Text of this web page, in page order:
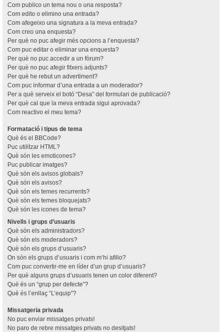
Com publico un tema nou o una resposta?
Com edito o elimino una entrada?
Com afegeixo una signatura a la meva entrada?
Com creo una enquesta?
Per què no puc afegir més opcions a l’enquesta?
Com puc editar o eliminar una enquesta?
Per què no puc accedir a un fòrum?
Per què no puc afegir fitxers adjunts?
Per què he rebut un advertiment?
Com puc informar d’una entrada a un moderador?
Per a què serveix el botó “Desa” del formulari de publicació?
Per què cal que la meva entrada sigui aprovada?
Com reactivo el meu tema?
Formatació i tipus de tema
Què és el BBCode?
Puc utilitzar HTML?
Què són les emoticones?
Puc publicar imatges?
Què són els avisos globals?
Què són els avisos?
Què són els temes recurrents?
Què són els temes bloquejats?
Què són les icones de tema?
Nivells i grups d’usuaris
Què són els administradors?
Què són els moderadors?
Què són els grups d’usuaris?
On són els grups d’usuaris i com m’hi afilio?
Com puc convertir-me en líder d’un grup d’usuaris?
Per què alguns grups d’usuaris tenen un color diferent?
Què és un “grup per defecte”?
Què és l’enllaç “L’equip”?
Missatgeria privada
No puc enviar missatges privats!
No paro de rebre missatges privats no desitjats!